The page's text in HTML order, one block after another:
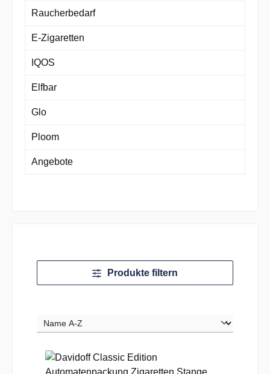
Raucherbedarf
E-Zigaretten
IQOS
Elfbar
Glo
Ploom
Angebote
Produkte filtern